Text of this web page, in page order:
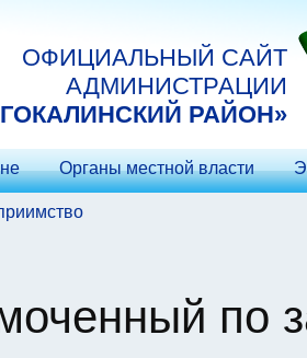
ОФИЦИАЛЬНЫЙ САЙТ
АДМИНИСТРАЦИИ
РАЙОН»
Органы местной власти
по